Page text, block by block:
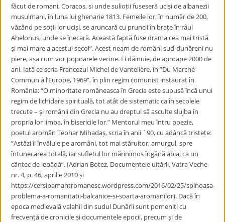
făcut de romani, Coracos, si unde sulioții fuseseră uciși de albanezii
musulmani, în luna lui ghenarie 1813. Femeile lor, în număr de 200,
văzând pe soții lor uciși, se aruncară cu pruncii în brațe în râul
Ahelonus, unde se înecară. Această faptă fuse drama cea mai tristă
și mai mare a acestui secol”. Acest neam de români sud-dunăreni nu
piere, așa cum vor popoarele vecine. Ei dăinuie, de aproape 2000 de
ani. Iată ce scria Francezul Michel de Vantelière, în ”Du Marché
Commun à l’Europe, 1969”, în plin regim comunist instaurat în
România: “O minoritate româneasca în Grecia este supusă încă unui
regim de lichidare spirituală, tot atât de sistematic ca în secolele
trecute – și românii din Grecia nu au dreptul să asculte slujba în
propria lor limba, în bisericile lor.” Mentorul meu întru poezie,
poetul aromân Teohar Mihadaș, scria în anii `90, cu adâncă tristețe:
“Astăzi îi învăluie pe aromâni, tot mai stăruitor, amurgul, spre
întunecarea totală, iar sufletul lor mărinimos îngână abia, ca un
cântec de lebădă”. (Adrian Botez, Documentele uitării, Vatra Veche
nr. 4, p. 46, aprilie 2010 și
https://cersipamantromanesc.wordpress.com/2016/02/25/spinoasa-
problema-a-romanitatii-balcanice-si-soarta-aromanilor). Dacă în
epoca medievală valahii din sudul Dunării sunt pomeniți cu
frecvență de cronicile și documentele epocii, precum și de